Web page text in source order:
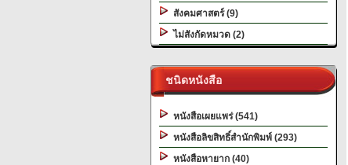
สังคมศาสตร์ (9)
ไม่สังกัดหมวด (2)
ชนิดหนังสือ
หนังสือเผยแพร่ (541)
หนังสือลิขสิทธิ์สำนักพิมพ์ (293)
หนังสือหายาก (40)